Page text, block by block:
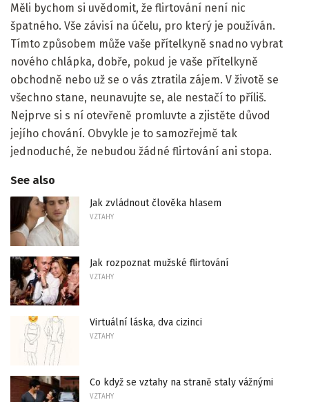
Měli bychom si uvědomit, že flirtování není nic
špatného. Vše závisí na účelu, pro který je používán.
Tímto způsobem může vaše přítelkyně snadno vybrat
nového chlápka, dobře, pokud je vaše přítelkyně
obchodně nebo už se o vás ztratila zájem. V životě se
všechno stane, neunavujte se, ale nestačí to příliš.
Nejprve si s ní otevřeně promluvte a zjistěte důvod
jejího chování. Obvykle je to samozřejmě tak
jednoduché, že nebudou žádné flirtování ani stopa.
See also
Jak zvládnout člověka hlasem
VZTAHY
Jak rozpoznat mužské flirtování
VZTAHY
Virtuální láska, dva cizinci
VZTAHY
Co když se vztahy na straně staly vážnými
VZTAHY